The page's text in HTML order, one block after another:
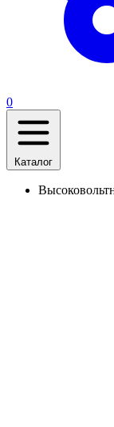
0
Каталог